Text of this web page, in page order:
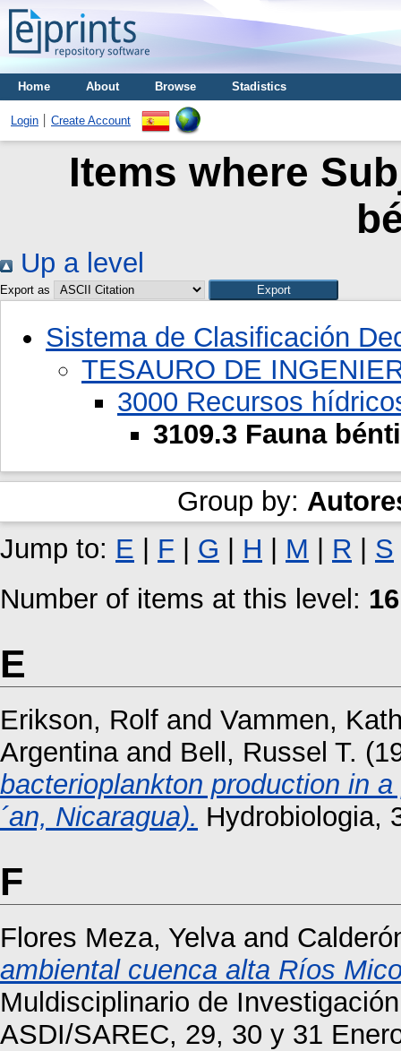
Home About Browse Stadistics
Login Create Account
Items where
Up a level
Export as
Sistema de Clasificación
TESAURO DE
3000 Recursos
3109.3 Fauna
Group by:
Jump to: E | F | G | H | M | R | S
Number of items at this level: 16
E
Erikson, Rolf and Vammen,
Argentinaand Bell, Russel T.
bacterioplankton production in
´an, Nicaragua). Hydrobiologia,
F
Flores Meza, Yelvaand
ambiental cuenca alta Ríos
Muldisciplinario de
ASDI/SAREC, 29, 30 y 31